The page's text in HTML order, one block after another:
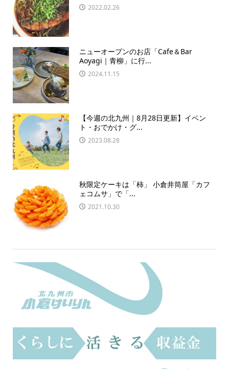
2022.02.26
ニューオープンのお店「Cafe＆Bar
Aoyagi｜青柳」に行...
2024.11.15
【今週の北九州｜8月28日更新】イベン
ト・おでかけ・グ...
2023.08.28
秋限定ケーキは「柿」 小倉井筒屋「カフ
ェコムサ」で「...
2021.10.30